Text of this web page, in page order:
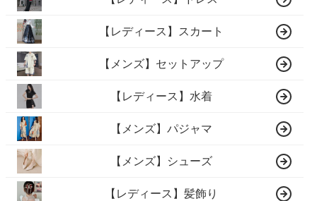
【レディース】スカート
【メンズ】セットアップ
【レディース】水着
【メンズ】パジャマ
【メンズ】シューズ
【レディース】髪飾り